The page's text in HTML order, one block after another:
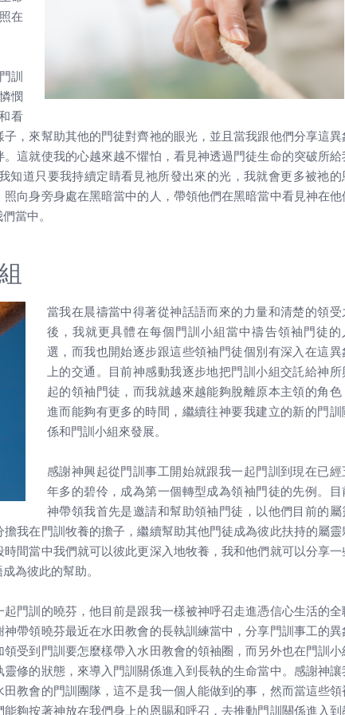
在
訓
憫
看
，來幫助其他的門徒對齊祂的眼光，並且當我跟他們分享這異
這就使我的心越來越不懼怕，看見神透過門徒生命的突破所給
知道只要我持續定睛看見祂所發出來的光，我就會更多被祂的
向身旁身處在黑暗當中的人，帶領他們在黑暗當中看見神在他
當中。
當我在晨禱當中得著從神話語而來的力量和清楚的領受
後，我就更具體在每個門訓小組當中禱告領袖門徒的
選，而我也開始逐步跟這些領袖門徒個別有深入在這異
上的交通。目前神感動我逐步地把門訓小組交託給神所
起的領袖門徒，而我就越來越能夠脫離原本主領的角色
進而能夠有更多的時間，繼續往神要我建立的新的門訓
係和門訓小組來發展。
感謝神興起從門訓事工開始就跟我一起門訓到現在已經
年多的碧伶，成為第一個轉型成為領袖門徒的先例。目
神帶領我首先是邀請和幫助領袖門徒，以他們目前的屬
我在門訓牧養的擔子，繼續幫助其他門徒成為彼此扶持的屬靈
間當中我們就可以彼此更深入地牧養，我和他們就可以分享一
為彼此的幫助。
門訓的曉芬，他目前是跟我一樣被神呼召走進憑信心生活的全
帶領曉芬最近在水田教會的長執訓練當中，分享門訓事工的異
受到門訓要怎麼樣帶入水田教會的領袖圈，而另外也在門訓小
修的狀態，來導入門訓關係進入到長執的生命當中。感謝神讓
教會的門訓團隊，這不是我一個人能做到的事，然而當這些領
夠按著神放在我們身上的恩賜和呼召，去推動門訓關係進入到